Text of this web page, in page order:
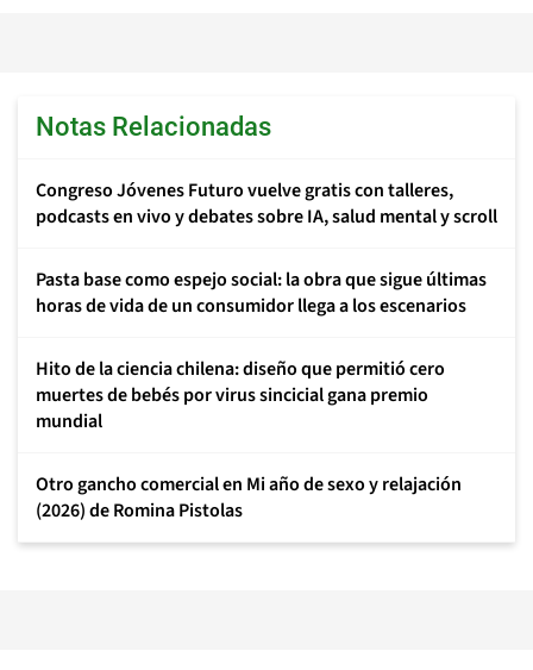
Notas Relacionadas
Congreso Jóvenes Futuro vuelve gratis con talleres,
podcasts en vivo y debates sobre IA, salud mental y scroll
Pasta base como espejo social: la obra que sigue últimas
horas de vida de un consumidor llega a los escenarios
Hito de la ciencia chilena: diseño que permitió cero
muertes de bebés por virus sincicial gana premio
mundial
Otro gancho comercial en Mi año de sexo y relajación
(2026) de Romina Pistolas